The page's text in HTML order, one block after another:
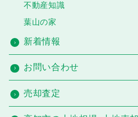
不動産知識
葉山の家
新着情報
お問い合わせ
売却査定